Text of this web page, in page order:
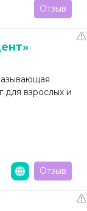
Отзыв
для взрослых и
Отзыв